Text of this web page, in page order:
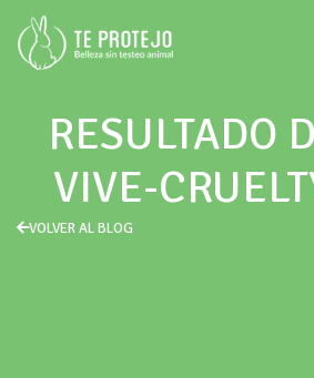
RESULTADO
VIVE-
VOLVER AL BLOG